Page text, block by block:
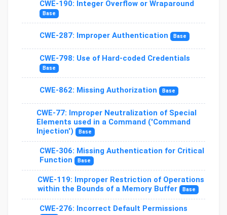
CWE-190: Integer Overflow or Wraparound
Base
CWE-287: Improper Authentication Base
CWE-798: Use of Hard-coded Credentials
Base
CWE-862: Missing Authorization Base
CWE-77: Improper Neutralization of Special
Elements used in a Command ('Command
Injection')
Base
CWE-306: Missing Authentication for Critical
Function
Base
CWE-119: Improper Restriction of Operations
within the Bounds of a Memory Buffer
Base
CWE-276: Incorrect Default Permissions